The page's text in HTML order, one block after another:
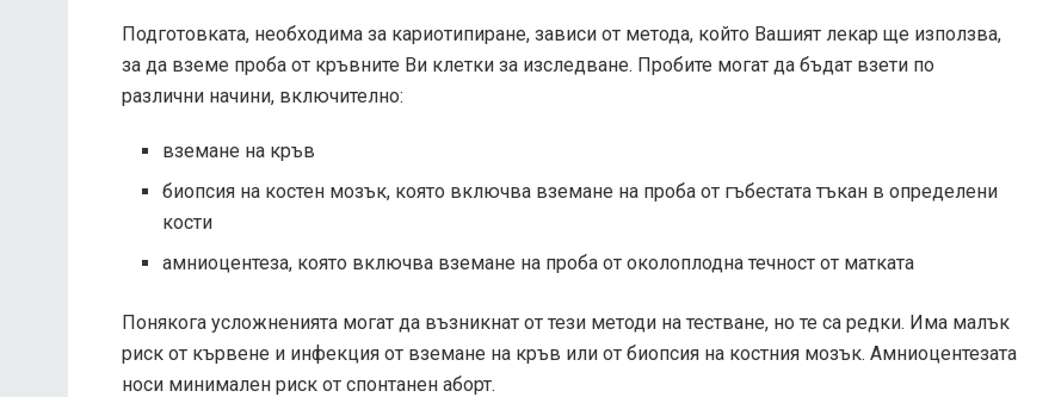
Подготовката, необходима за кариотипиране, зависи от метода, който Вашият лекар ще използва,
за да вземе проба от кръвните Ви клетки за изследване. Пробите могат да бъдат взети по
различни начини, включително:
вземане на кръв
биопсия на костен мозък, която включва вземане на проба от гъбестата тъкан в определени
кости
амниоцентеза, която включва вземане на проба от околоплодна течност от матката
Понякога усложненията могат да възникнат от тези методи на тестване, но те са редки. Има малък
риск от кървене и инфекция от вземане на кръв или от биопсия на костния мозък. Амниоцентезата
носи минимален риск от спонтанен аборт.